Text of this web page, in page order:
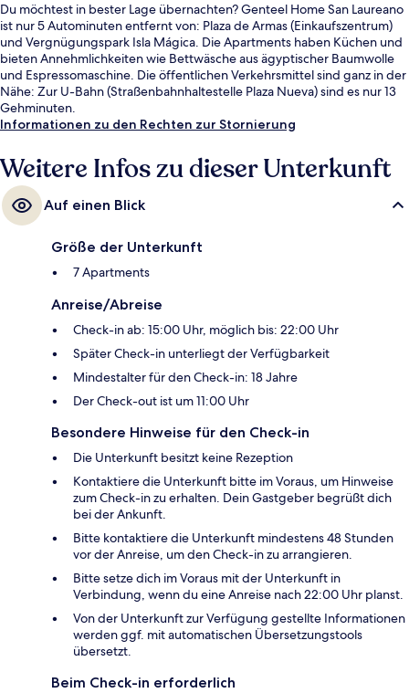
Du möchtest in bester Lage übernachten? Genteel Home San Laureano
ist nur 5 Autominuten entfernt von: Plaza de Armas (Einkaufszentrum)
und Vergnügungspark Isla Mágica. Die Apartments haben Küchen und
bieten Annehmlichkeiten wie Bettwäsche aus ägyptischer Baumwolle
und Espressomaschine. Die öffentlichen Verkehrsmittel sind ganz in der
Nähe: Zur U-Bahn (Straßenbahnhaltestelle Plaza Nueva) sind es nur 13
Gehminuten.
Informationen zu den Rechten zur Stornierung
Weitere Infos zu dieser Unterkunft
Auf einen Blick
Größe der Unterkunft
7 Apartments
Anreise/Abreise
Check-in ab: 15:00 Uhr, möglich bis: 22:00 Uhr
Später Check-in unterliegt der Verfügbarkeit
Mindestalter für den Check-in: 18 Jahre
Der Check-out ist um 11:00 Uhr
Besondere Hinweise für den Check-in
Die Unterkunft besitzt keine Rezeption
Kontaktiere die Unterkunft bitte im Voraus, um Hinweise
zum Check-in zu erhalten. Dein Gastgeber begrüßt dich
bei der Ankunft.
Bitte kontaktiere die Unterkunft mindestens 48 Stunden
vor der Anreise, um den Check-in zu arrangieren.
Bitte setze dich im Voraus mit der Unterkunft in
Verbindung, wenn du eine Anreise nach 22:00 Uhr planst.
Von der Unterkunft zur Verfügung gestellte Informationen
werden ggf. mit automatischen Übersetzungstools
übersetzt.
Beim Check-in erforderlich